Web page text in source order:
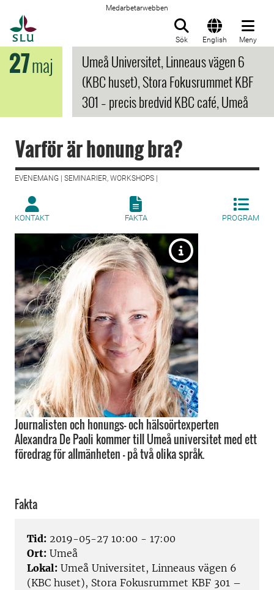
Medarbetarwebben
Sök English Meny
27maj
Umeå Universitet, Linneaus vägen 6
(KBC huset), Stora Fokusrummet KBF
301 – precis bredvid KBC café, Umeå
Varför är honung bra?
EVENEMANG | SEMINARIER, WORKSHOPS |
KONTAKT FAKTA PROGRAM
Journalisten och honungs- och hälsoörtexperten
Alexandra De Paoli kommer till Umeå universitet med ett
föredrag för allmänheten – på två olika språk.
Fakta
Tid: 2019-05-27 10:00 - 17:00
Ort: Umeå
Lokal: Umeå Universitet, Linneaus vägen 6
(KBC huset), Stora Fokusrummet KBF 301 –